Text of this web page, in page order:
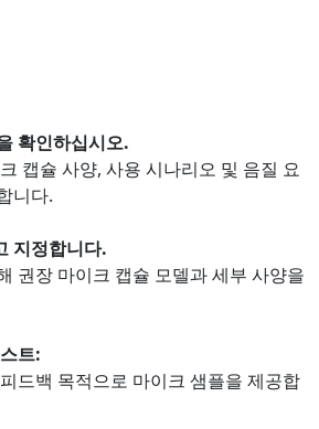
확인하십시오.
캡슐 사양, 사용 시나리오 및 음질 요
니다.
지정합니다.
권장 마이크 캡슐 모델과 세부 사양을
트:
드백 목적으로 마이크 샘플을 제공합